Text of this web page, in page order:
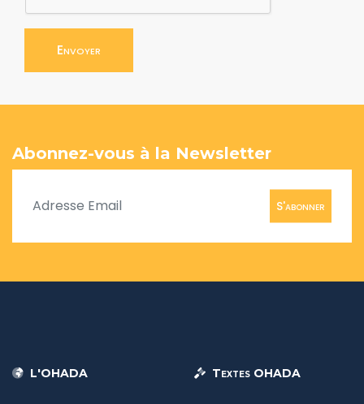
Envoyer
Abonnez-vous à la Newsletter
S'abonner
L'OHADA Textes OHADA